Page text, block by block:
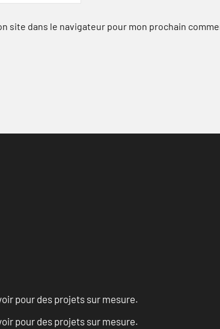
site dans le navigateur pour mon prochain
pour des projets sur mesure.
pour des projets sur mesure.